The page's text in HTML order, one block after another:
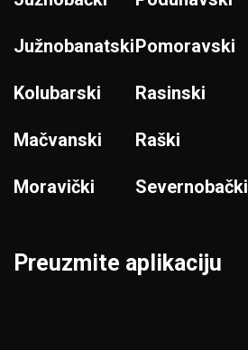
Južnobanatski
Kolubarski
Mačvanski
Moravički
Pomoravski
Rasinski
Raški
Severnobački
Preuzmite aplikaciju